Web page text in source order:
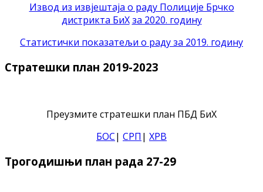
Извод из извјештаја о раду Полиције Брчко
дистрикта БиХ за 2020. годину
Статистички показатељи о раду за 2019. годину
Стратешки план 2019-2023
Преузмите стратешки план ПБД БиХ
БОС| СРП | ХРВ
Трогодишњи план рада 27-29